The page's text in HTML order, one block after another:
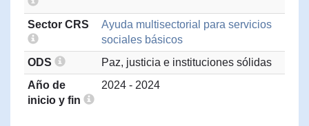
Sector CRS
Ayuda multisectorial para servicios
sociales básicos
ODS
Paz, justicia e instituciones sólidas
Año de
inicio y fin
2024 - 2024